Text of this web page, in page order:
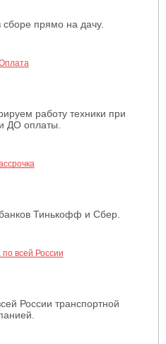
сборе прямо на дачу.
работу техники при
ДО оплаты.
Тинькофф и Сбер.
России транспортной